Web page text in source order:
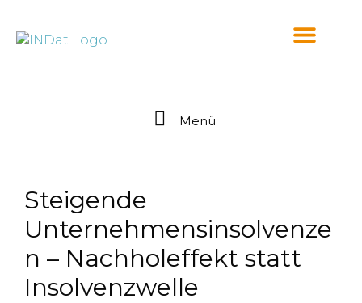
Menü
Steigende
Unternehmensinsolvenze
n – Nachholeffekt statt
Insolvenzwelle